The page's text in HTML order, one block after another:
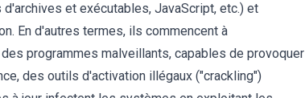
et exécutables, JavaScript, etc.) et
En d'autres termes, ils commencent à
programmes malveillants, capables de provoquer
des outils d'activation illégaux ("crackling")